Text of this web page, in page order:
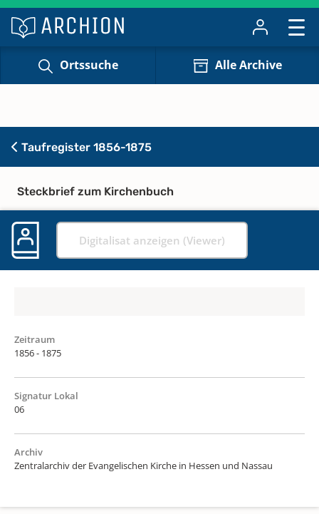
Ortssuche Alle Archive
Taufregister 1856-1875
Steckbrief zum Kirchenbuch
Digitalisat anzeigen (Viewer)
Zeitraum
1856 - 1875
Signatur Lokal
06
Archiv
Zentralarchiv der Evangelischen Kirche in Hessen und Nassau